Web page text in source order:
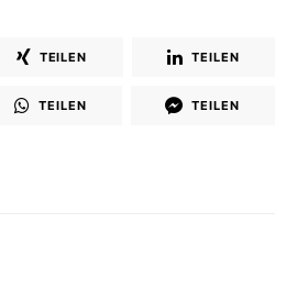
TEILEN TEILEN
TEILEN TEILEN